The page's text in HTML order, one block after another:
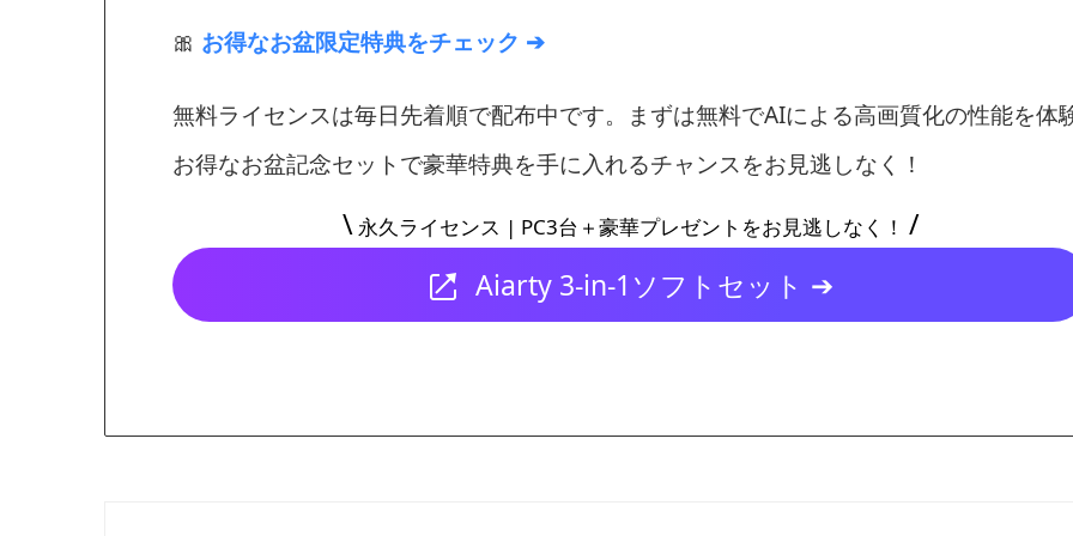
🎀 お得なお盆限定特典をチェック ➔
無料ライセンスは毎日先着順で配布中です。まずは無料でAIによる高画質化の性能を体
お得なお盆記念セットで豪華特典を手に入れるチャンスをお見逃しなく！
\ 永久ライセンス | PC3台＋豪華プレゼントをお見逃しなく！ /
Aiarty 3-in-1ソフトセット ➔